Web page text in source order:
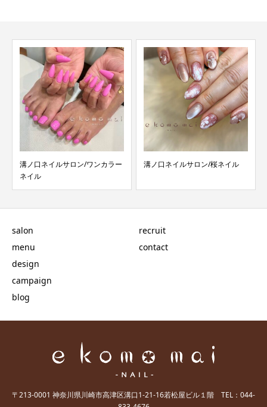
溝ノ口ネイルサロン/ワンカラー
ネイル
溝ノ口ネイルサロン/桜ネイル
salon
menu
design
campaign
blog
recruit
contact
〒213-0001 神奈川県川崎市高津区溝口1-21-16若松屋ビル１階 TEL：044-